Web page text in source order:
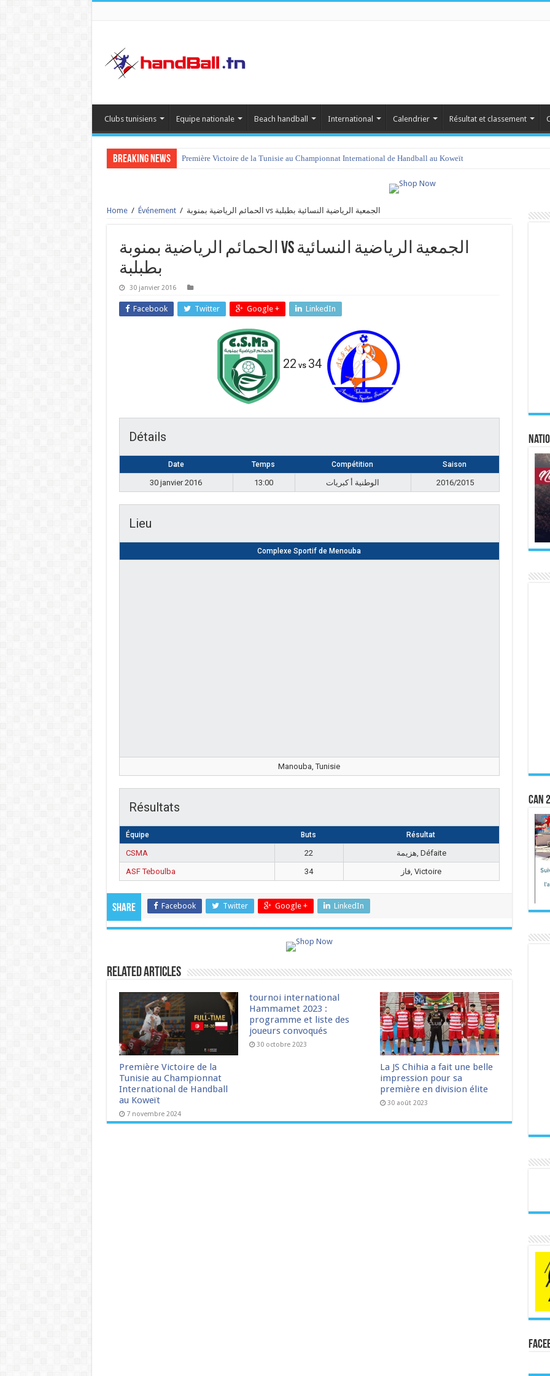
Clubs tunisiens Equipe nationale Beach handball International Calendrier Résultat et classement
Breaking News Première Victoire de la Tunisie au Championnat International de Handball au Koweït
Home / Événement / الحمائم الرياضية بمنوبة vs الجمعية الرياضية النسائية بطبلبة
الحمائم الرياضية بمنوبة vs الجمعية الرياضية النسائية
بطبلبة
30 janvier 2016
Facebook Twitter Google + LinkedIn
22 vs 34
Détails
Date Temps Compétition Saison
30 janvier 2016 13:00 الوطنية أ كبريات 2016/2015
Lieu
Complexe Sportif de Menouba
Manouba, Tunisie
Résultats
Équipe Buts Résultat
CSMA 22
هزيمة, Défaite
ASF Teboulba
34 فاز, Victoire
Share Facebook Twitter Google + LinkedIn
Related Articles
Première Victoire de la
Tunisie au Championnat
International de Handball
au Koweït
7 novembre 2024
tournoi international
Hammamet 2023 :
programme et liste des
joueurs convoqués
30 octobre 2023
La JS Chihia a fait une belle
impression pour sa
première en division élite
30 août 2023
CAN